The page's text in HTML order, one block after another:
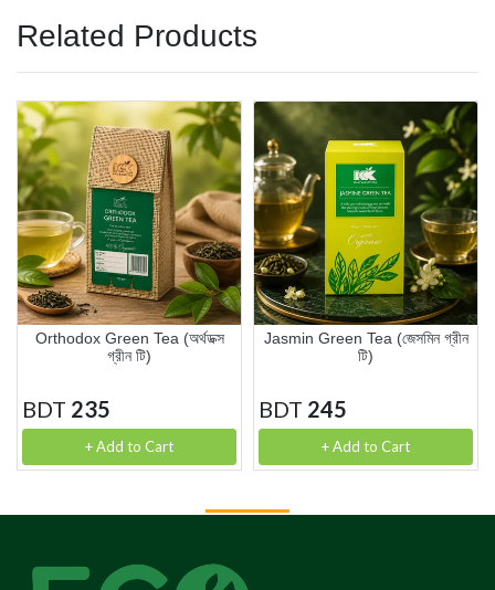
Related Products
Orthodox Green Tea (অর্থডক্স
গ্রীন টি)
BDT 235
+ Add to Cart
Jasmin Green Tea (জেসমিন গ্রীন
টি)
BDT 245
+ Add to Cart